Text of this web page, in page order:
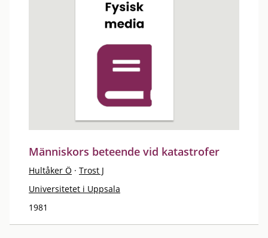
Människors beteende vid katastrofer
Hultåker Ö · Trost J
Universitetet i Uppsala
1981